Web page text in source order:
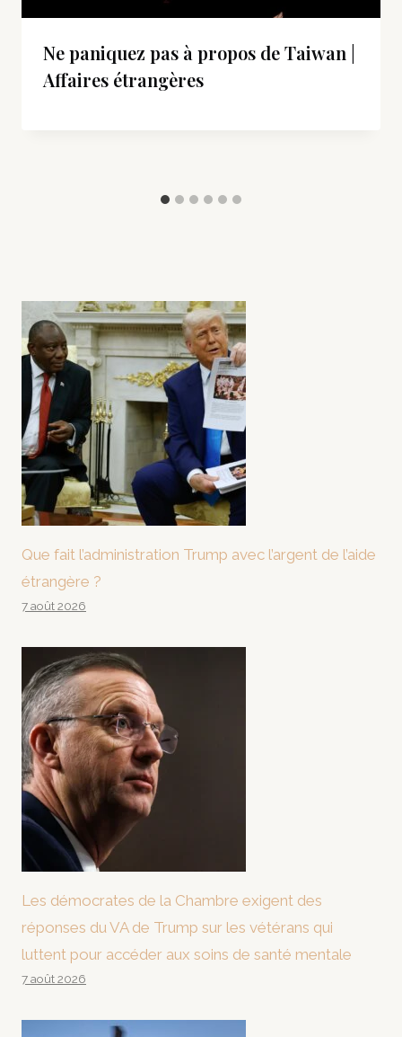
Ne paniquez pas à propos de Taiwan |
Affaires étrangères
Que fait l’administration Trump avec l’argent de l’aide
étrangère ?
7 août 2026
Les démocrates de la Chambre exigent des
réponses du VA de Trump sur les vétérans qui
luttent pour accéder aux soins de santé mentale
7 août 2026